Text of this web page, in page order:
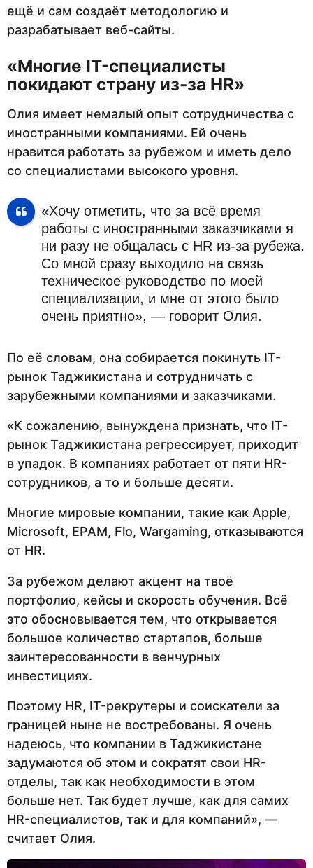
ещё и сам создаёт методологию и
разрабатывает веб-сайты.
«Многие IT-специалисты
покидают страну из-за HR»
Олия имеет немалый опыт сотрудничества с
иностранными компаниями. Ей очень
нравится работать за рубежом и иметь дело
со специалистами высокого уровня.
«Хочу отметить, что за всё время
работы с иностранными заказчиками я
ни разу не общалась с HR из-за рубежа.
Со мной сразу выходило на связь
техническое руководство по моей
специализации, и мне от этого было
очень приятно», — говорит Олия.
По её словам, она собирается покинуть IT-
рынок Таджикистана и сотрудничать с
зарубежными компаниями и заказчиками.
«К сожалению, вынуждена признать, что IT-
рынок Таджикистана регрессирует, приходит
в упадок. В компаниях работает от пяти HR-
сотрудников, а то и больше десяти.
Многие мировые компании, такие как Apple,
Microsoft, EPAM, Flo, Wargaming, отказываются
от HR.
За рубежом делают акцент на твоё
портфолио, кейсы и скорость обучения. Всё
это обосновывается тем, что открывается
большое количество стартапов, больше
заинтересованности в венчурных
инвестициях.
Поэтому HR, IT-рекрутеры и соискатели за
границей ныне не востребованы. Я очень
надеюсь, что компании в Таджикистане
задумаются об этом и сократят свои HR-
отделы, так как необходимости в этом
больше нет. Так будет лучше, как для самих
HR-специалистов, так и для компаний», —
считает Олия.